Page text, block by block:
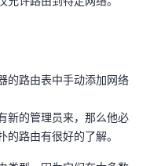
的路由表中手动添加网络
新的管理员来，那么他必
路由有很好的了解。